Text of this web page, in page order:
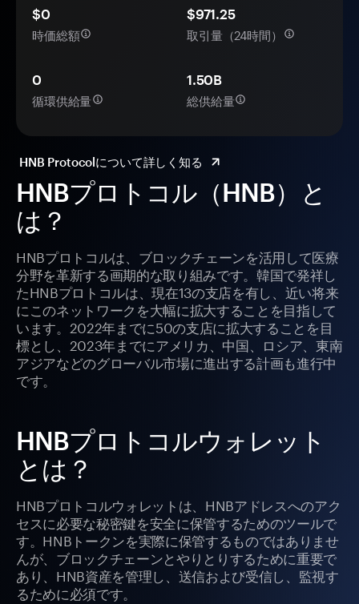
HNBプロトコル（HNB）と
は？
HNBプロトコルは、ブロックチェーンを活用して医療
分野を革新する画期的な取り組みです。韓国で発祥し
たHNBプロトコルは、現在13の支店を有し、近い将来
にこのネットワークを大幅に拡大することを目指して
います。2022年までに50の支店に拡大することを目
標とし、2023年までにアメリカ、 中国、ロシア、東南
アジアなどのグローバル市場に進出する計画も進行中
です。
HNBプロトコルウォレット
とは？
HNBプロトコルウォレットは、HNBアドレスへのアク
セスに必要な秘密鍵を安全に保管するためのツールで
す。HNBトークンを実際に保管するものではありませ
んが、ブロックチェーンとやりとりするために重要で
あり、HNB資産を管理し、送信および受信し、監視す
るために必須です。
$0
時価総額
$971.25
取引量（24時間）
0
循環供給量
1.50B
総供給量
HNB Protocolについて詳しく知る